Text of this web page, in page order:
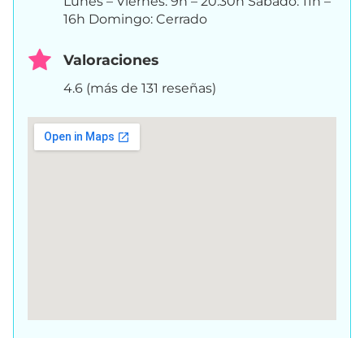
16h Domingo: Cerrado
Valoraciones
4.6 (más de 131 reseñas)